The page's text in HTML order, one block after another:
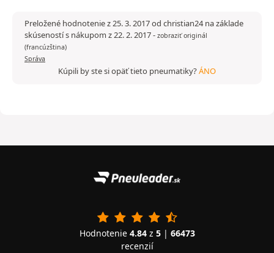
Preložené hodnotenie z 25. 3. 2017 od christian24 na základe
skúseností s nákupom z 22. 2. 2017- zobraziť originál
(francúzština)
Správa
Kúpili by ste si opäť tieto pneumatiky?ÁNO
Hodnotenie 4.84z 5| 66473
recenzií